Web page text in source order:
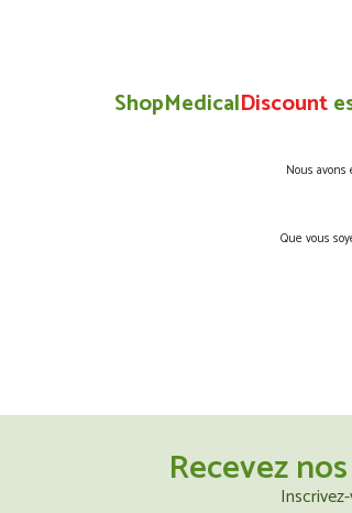
ShopMedicalDiscount
Nous
Que vous
Recevez